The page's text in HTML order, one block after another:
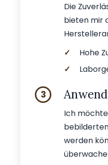
Die
bieten mir
✓
Hohe
✓
3
Ich
werden